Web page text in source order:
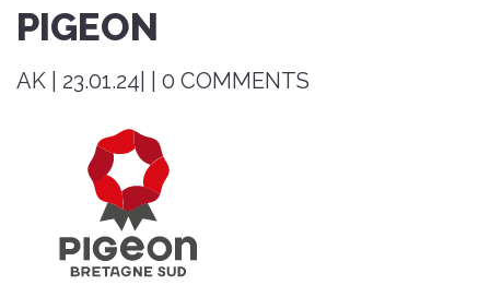
PIGEON
AK | 23.01.24| | 0 COMMENTS